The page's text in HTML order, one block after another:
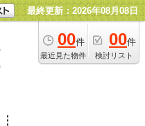
最終更新：2026年08月08日
00件
最近見た物件
00件
検討リスト